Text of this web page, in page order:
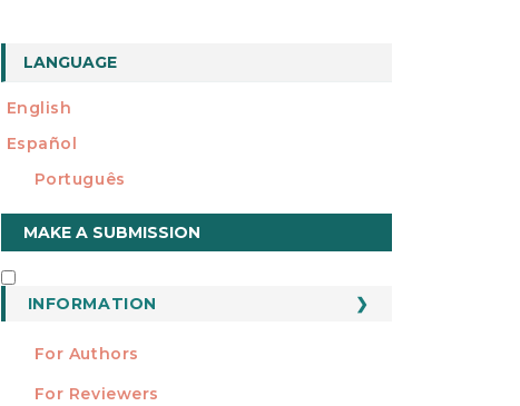
LANGUAGE
English
Español
Português
Make
a
Submission
MAKE A SUBMISSION
INFORMATION
For Authors
For Reviewers